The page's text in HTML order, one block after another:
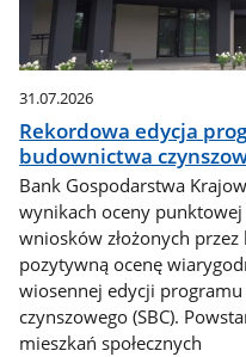
31.07.2026
Rekordowa edycja
budownictwa
Bank Gospodarstwa
wynikach oceny
wniosków złożonych
pozytywną ocenę
wiosennej edycji
czynszowego (SBC).
mieszkań społecznych